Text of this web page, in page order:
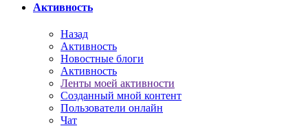
Активность
Назад
Активность
Новостные блоги
Активность
Ленты моей активности
Созданный мной контент
Пользователи онлайн
Чат